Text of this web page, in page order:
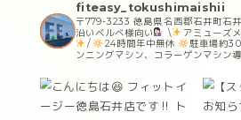
fiteasy_tokushimaishii
〒779-3233 徳島県名西郡石井町石
沿いベルべ様向い \ アミューズ
/ 24時間年中無休 駐車場約
ンニングマシン、コラーゲンマシン